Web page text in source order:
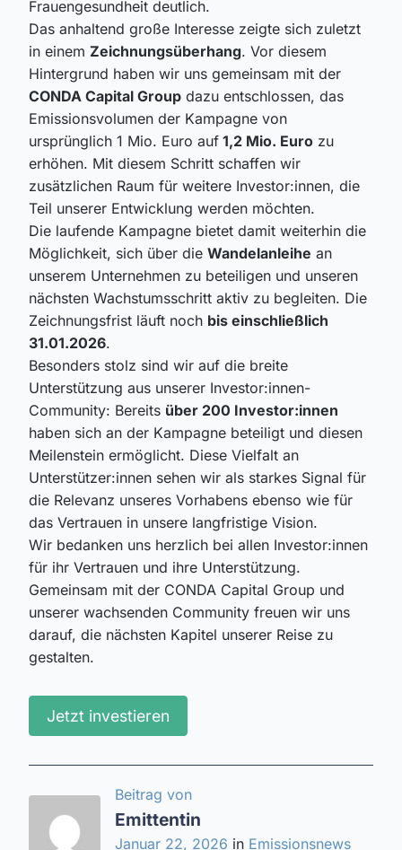
Frauengesundheit deutlich.
Das anhaltend große Interesse zeigte sich zuletzt
in einem Zeichnungsüberhang. Vor diesem
Hintergrund haben wir uns gemeinsam mit der
CONDA Capital Group dazu entschlossen, das
Emissionsvolumen der Kampagne von
ursprünglich 1 Mio. Euro auf 1,2 Mio. Euro zu
erhöhen. Mit diesem Schritt schaffen wir
zusätzlichen Raum für weitere Investor:innen, die
Teil unserer Entwicklung werden möchten.
Die laufende Kampagne bietet damit weiterhin die
Möglichkeit, sich über die Wandelanleihe an
unserem Unternehmen zu beteiligen und unseren
nächsten Wachstumsschritt aktiv zu begleiten. Die
Zeichnungsfrist läuft noch bis einschließlich
31.01.2026.
Besonders stolz sind wir auf die breite
Unterstützung aus unserer Investor:innen-
Community: Bereits über 200 Investor:innen
haben sich an der Kampagne beteiligt und diesen
Meilenstein ermöglicht. Diese Vielfalt an
Unterstützer:innen sehen wir als starkes Signal für
die Relevanz unseres Vorhabens ebenso wie für
das Vertrauen in unsere langfristige Vision.
Wir bedanken uns herzlich bei allen Investor:innen
für ihr Vertrauen und ihre Unterstützung.
Gemeinsam mit der CONDA Capital Group und
unserer wachsenden Community freuen wir uns
darauf, die nächsten Kapitel unserer Reise zu
gestalten.
Jetzt investieren
Beitrag von
Emittentin
Januar 22, 2026 in Emissionsnews